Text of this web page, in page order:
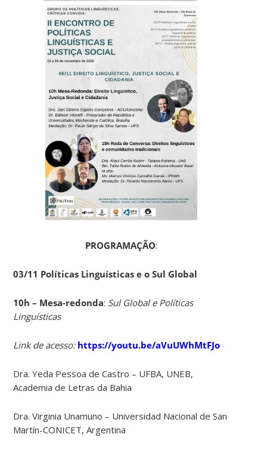
PROGRAMAÇÃO:
03/11 Políticas Linguísticas e o Sul Global
10h – Mesa-redonda: Sul Global e Políticas
Linguísticas
Link de acesso: https://youtu.be/aVuUWhMtFJo
Dra. Yeda Pessoa de Castro – UFBA, UNEB,
Academia de Letras da Bahia
Dra. Virginia Unamuno – Universidad Nacional de San
Martín-CONICET, Argentina